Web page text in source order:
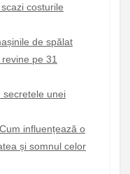
costurile
de spălat
pe 31
secretele unei
influențează o
și somnul celor